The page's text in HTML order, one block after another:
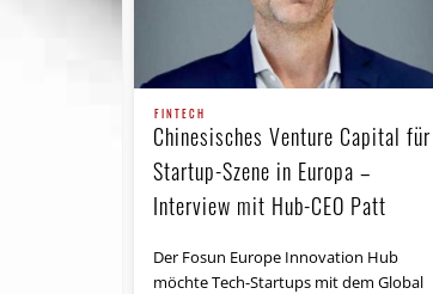
FINTECH
Chinesisches Venture Capital für
Startup-Szene in Europa –
Interview mit Hub-CEO Patt
Der Fosun Europe Innovation Hub
möchte Tech-Startups mit dem Global